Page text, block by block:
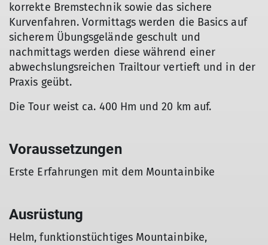
korrekte Bremstechnik sowie das sichere
Kurvenfahren. Vormittags werden die Basics auf
sicherem Übungsgelände geschult und
nachmittags werden diese während einer
abwechslungsreichen Trailtour vertieft und in der
Praxis geübt.
Die Tour weist ca. 400 Hm und 20 km auf.
Voraussetzungen
Erste Erfahrungen mit dem Mountainbike
Ausrüstung
Helm, funktionstüchtiges Mountainbike,